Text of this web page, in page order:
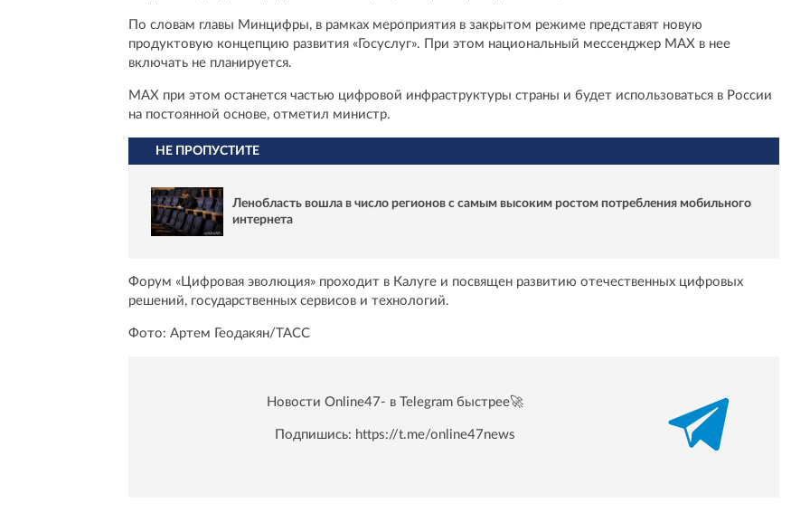
По словам главы Минцифры, в рамках мероприятия в закрытом режиме представят новую
продуктовую концепцию развития «Госуслуг». При этом национальный мессенджер MAX в нее
включать не планируется.
MAX при этом останется частью цифровой инфраструктуры страны и будет использоваться в России
на постоянной основе, отметил министр.
НЕ ПРОПУСТИТЕ
Ленобласть вошла в число регионов с самым высоким ростом потребления мобильного
интернета
Форум «Цифровая эволюция» проходит в Калуге и посвящен развитию отечественных цифровых
решений, государственных сервисов и технологий.
Фото: Артем Геодакян/ТАСС
Новости Online47- в Telegram быстрее🚀
Подпишись: https://t.me/online47news